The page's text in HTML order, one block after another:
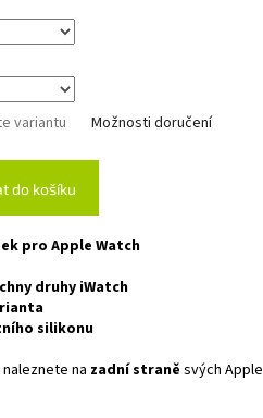
variantu Možnosti doručení
do košíku
pro Apple Watch
druhy iWatch
silikonu
naleznete na zadní straně svých Apple